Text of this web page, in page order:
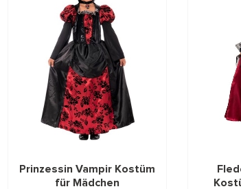
Prinzessin Vampir Kostüm
für Mädchen